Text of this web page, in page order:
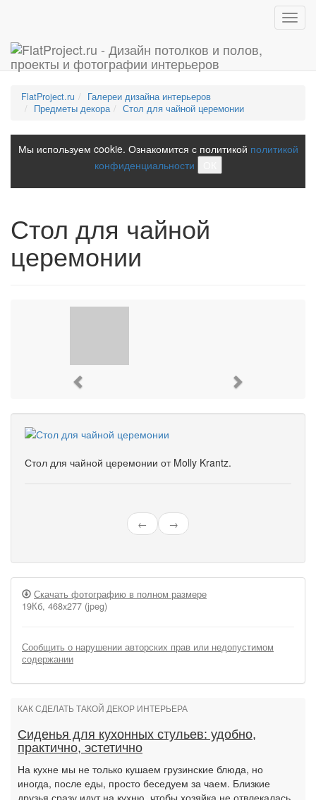
FlatProject.ru
Галереи дизайна интерьеров
Предметы декора
Стол для чайной церемонии
Мы используем cookie. Ознакомится с политикой политикой
конфиденциальности
Стол для чайной
церемонии
Стол для чайной церемонии от Molly Krantz.
← →
Скачать фотографию в полном размере
19Кб, 468x277 (jpeg)
Сообщить о нарушении авторских прав или недопустимом
содержании
КАК СДЕЛАТЬ ТАКОЙ ДЕКОР ИНТЕРЬЕРА
Сиденья для кухонных стульев: удобно,
практично, эстетично
На кухне мы не только кушаем грузинские блюда, но
иногда, после еды, просто беседуем за чаем. Близкие
друзья сразу идут на кухню, чтобы хозяйка не отвлекалась